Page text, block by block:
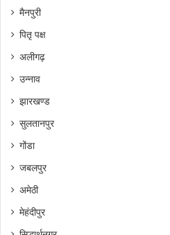
मैनपुरी
पितृ पक्ष
अलीगढ़
उन्नाव
झारखण्ड
सुलतानपुर
गोंडा
जबलपुर
अमेठी
मेहंदीपुर